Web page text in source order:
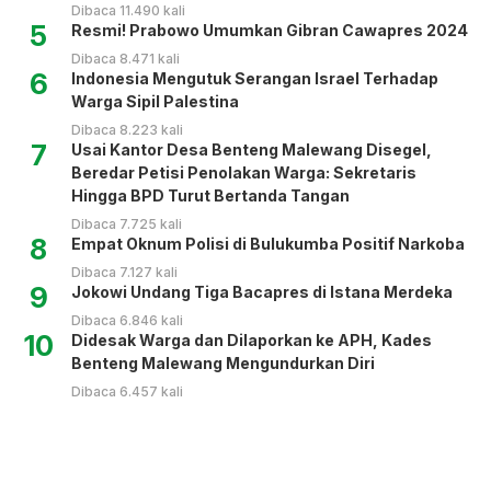
Dibaca 11.490 kali
5 Resmi! Prabowo Umumkan Gibran Cawapres 2024
Dibaca 8.471 kali
6
Indonesia Mengutuk Serangan Israel Terhadap
Warga Sipil Palestina
Dibaca 8.223 kali
7
Usai Kantor Desa Benteng Malewang Disegel,
Beredar Petisi Penolakan Warga: Sekretaris
Hingga BPD Turut Bertanda Tangan
Dibaca 7.725 kali
8 Empat Oknum Polisi di Bulukumba Positif Narkoba
Dibaca 7.127 kali
9 Jokowi Undang Tiga Bacapres di Istana Merdeka
Dibaca 6.846 kali
10
Didesak Warga dan Dilaporkan ke APH, Kades
Benteng Malewang Mengundurkan Diri
Dibaca 6.457 kali